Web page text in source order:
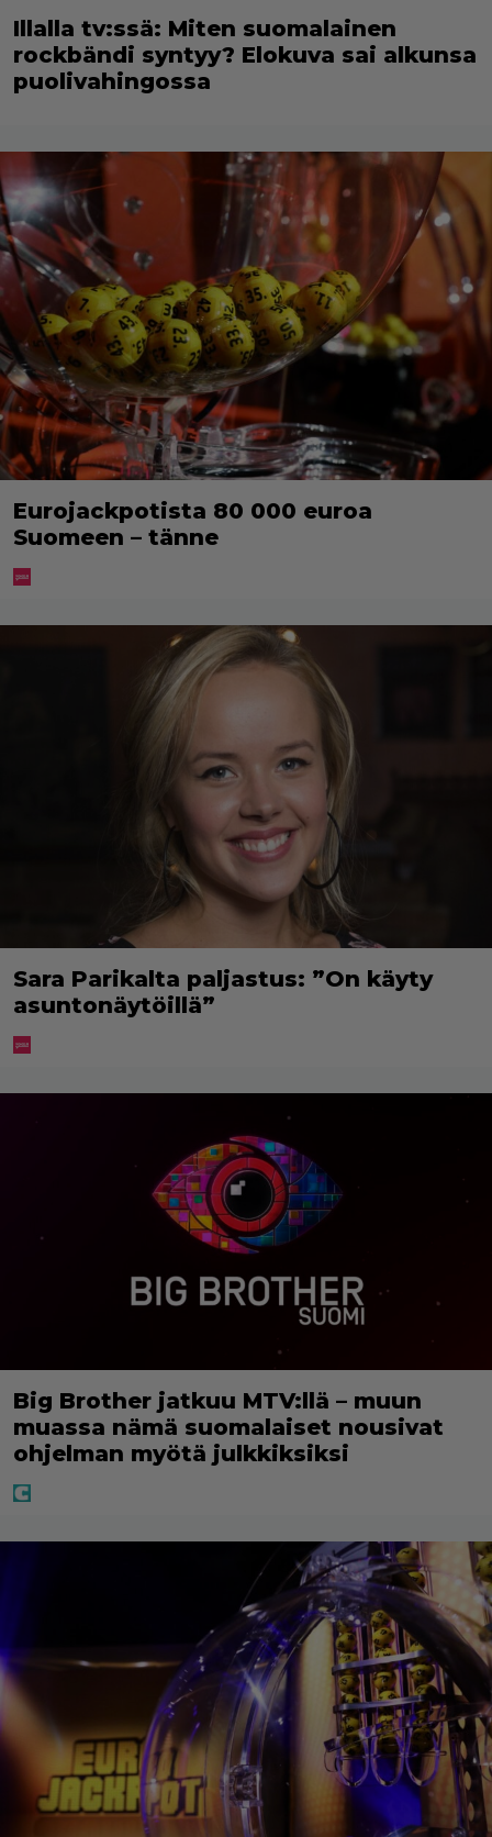
Illalla tv:ssä: Miten suomalainen
rockbändi syntyy? Elokuva sai alkunsa
puolivahingossa
Eurojackpotista 80 000 euroa
Suomeen – tänne
Sara Parikalta paljastus: ”On käyty
asuntonäytöillä”
Big Brother jatkuu MTV:llä – muun
muassa nämä suomalaiset nousivat
ohjelman myötä julkkiksiksi